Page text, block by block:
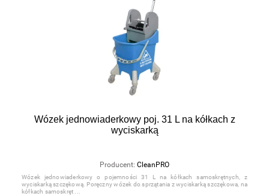
Wózek jednowiaderkowy poj. 31 L na kółkach z
wyciskarką
Producent: CleanPRO
Wózek jednowiaderkowy o pojemności 31 L na kółkach samoskrętnych, z
wyciskarką szczękową. Poręczny wózek do sprzątania z wyciskarką szczękowa, na
kółkach samoskręt